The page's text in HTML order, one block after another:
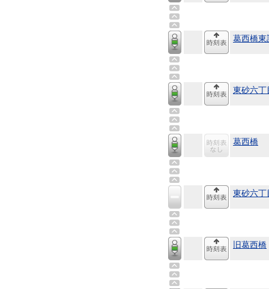
葛西橋東
東砂六丁
葛西橋
東砂六丁
旧葛西橋